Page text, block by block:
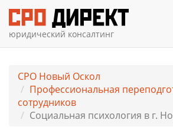
юридический консалтинг
СРО Новый Оскол
Профессиональная
сотрудников
Социальная психология в г.